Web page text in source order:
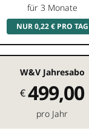
für 3 Monate
NUR 0,22 € PRO TAG
W&V Jahresabo
€499,00
pro Jahr